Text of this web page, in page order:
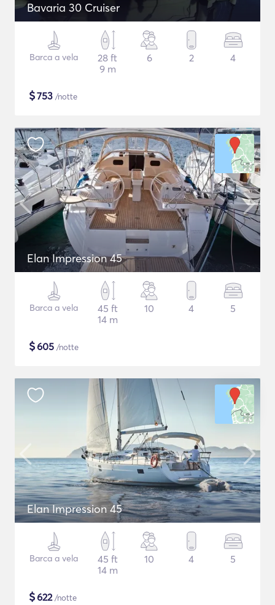
Bavaria 30 Cruiser
Barca a vela
28 ft
9 m
6 2 4
$753 /notte
Elan Impression 45
Barca a vela
45 ft
14 m
10 4 5
$605 /notte
Elan Impression 45
Barca a vela
45 ft
14 m
10 4 5
$622/notte